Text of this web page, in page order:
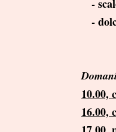
-
-
10.00,
16.00,